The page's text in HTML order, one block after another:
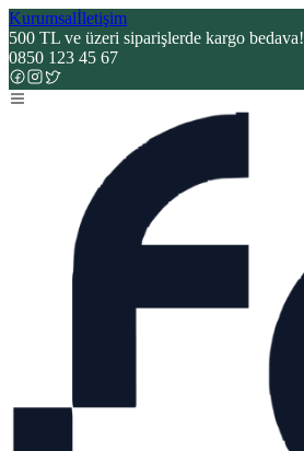
Kurumsalİletişim
500 TL ve üzeri siparişlerde kargo bedava!
0850 123 45 67